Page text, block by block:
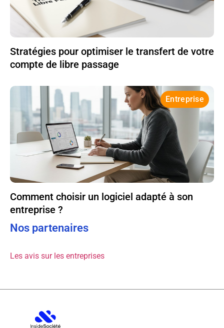
Stratégies pour optimiser le transfert de votre
compte de libre passage
Entreprise
Comment choisir un logiciel adapté à son
entreprise ?
Nos partenaires
Les avis sur les entreprises